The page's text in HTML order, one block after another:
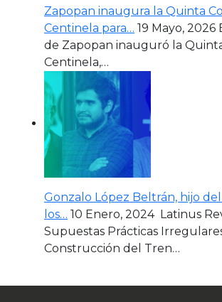
Zapopan inaugura la Quinta
Centinela para… 19 Mayo, 2026
de Zapopan inauguró la
Centinela,…
Gonzalo López Beltrán, hijo
los… 10 Enero, 2024 Latinus
Supuestas Prácticas
Construcción del Tren…